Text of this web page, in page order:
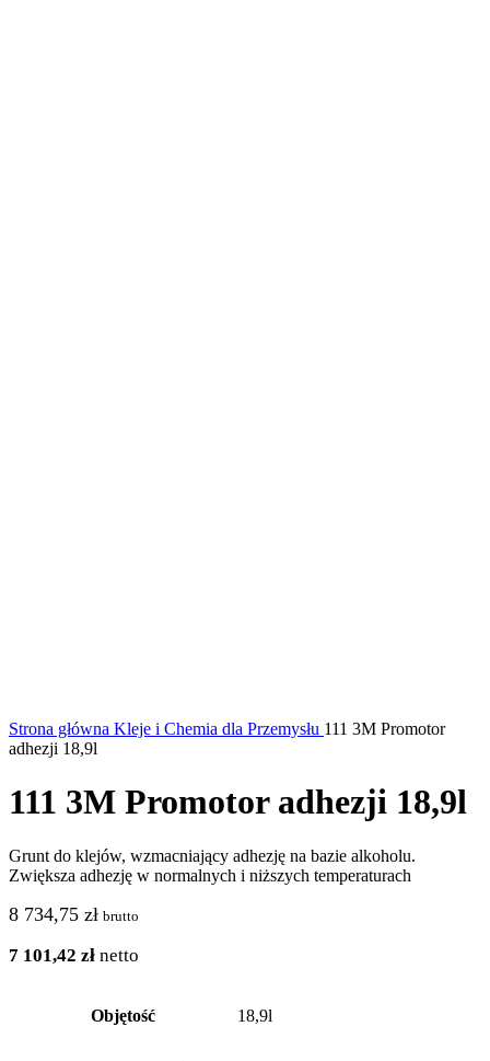
Strona główna Kleje i Chemia dla Przemysłu 111 3M Promotor
adhezji 18,9l
111 3M Promotor adhezji 18,9l
Grunt do klejów, wzmacniający adhezję na bazie alkoholu.
Zwiększa adhezję w normalnych i niższych temperaturach
8 734,75 zł brutto
7 101,42 zł netto
Objętość 18,9l